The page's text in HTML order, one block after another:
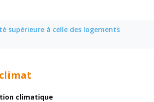
supérieure à celle des logements
climatique